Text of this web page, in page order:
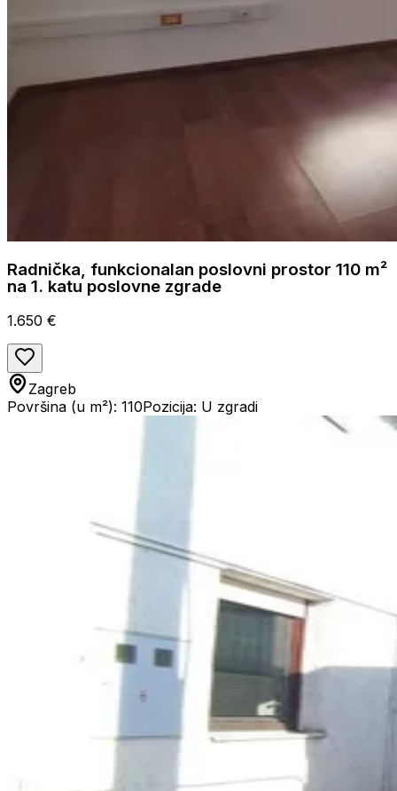
Radnička, funkcionalan poslovni prostor 110 m²
na 1. katu poslovne zgrade
1.650 €
Zagreb
Površina (u m²): 110Pozicija: U zgradi